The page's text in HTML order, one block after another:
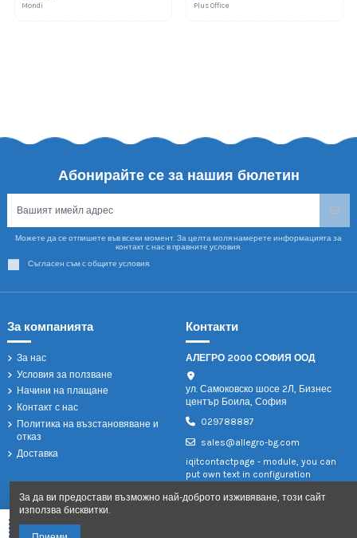
Mondi Plus Office
Абонирайте се за нашия бюлетин
Можете да се отпишете във всеки момент. За целта моля намерете информацията за
контакт с нас в правните условия.
Съгласен съм с общите условия.
За компанията
За нас
Условия за ползване
Начини на плащане
Контакт с нас
Политика на възстановяване и
отказ
Доставка
Контакти
АЛЕГРО 2000 СОФИЯ ООД
ул. Самоковско шосе 2Л, Бизнес
център Боила, София
029788887
sales@allegro-bg.com
iqitcontactpage - module, you can
put own text in configuration
За да ви предостави възможно най-доброто изживяване, този сайт
използва бисквитки.